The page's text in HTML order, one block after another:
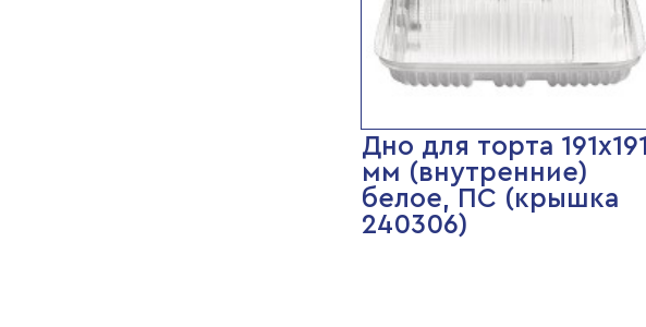
Дно для торта 191х191
мм (внутренние)
белое, ПС (крышка
240306)